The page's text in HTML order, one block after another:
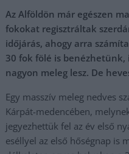
Az Alföldön már egészen
fokokat regisztráltak
időjárás, ahogy arra
30 fok fölé is
nagyon meleg lesz. De
Egy masszív meleg nedves
Kárpát-medencében,
jegyezhettük fel az év első
eséllyel az első hőségnap is